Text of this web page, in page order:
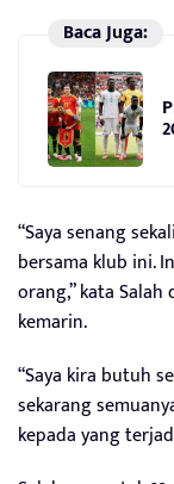
Baca Juga:
“Saya senang
bersama klub ini.
orang,” kata
kemarin.
“Saya kira butuh
sekarang
kepada yang